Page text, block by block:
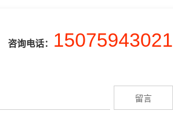
咨询电话： 15075943021